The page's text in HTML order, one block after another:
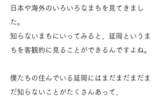
日本や海外のいろいろなまちを見てきまし
た。
知らないまちにいってみると、延岡というま
ちを客観的に見ることができるんですよね。
僕たちの住んでいる延岡にはまだまだまだま
だ知らないことがたくさんあって、